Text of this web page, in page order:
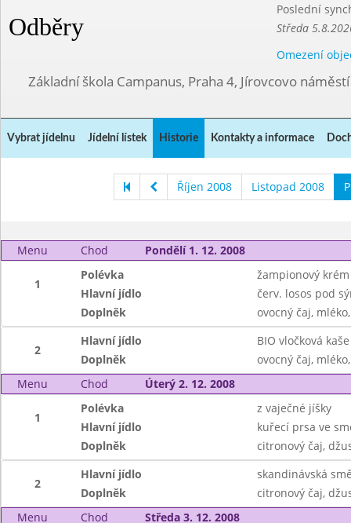
Odběry
Poslední
Středa
Omezení
Základní škola Campanus, Praha 4, Jírovcovo
Vybrat jídelnu Jídelní lístek Historie Kontakty a informace
Říjen 2008 Listopad 2008
Menu Chod Pondělí 1. 12. 2008
1
Polévka
žampionový krém
Hlavní jídlo
červ. losos pod
Doplněk
ovocný čaj,
2
Hlavní jídlo
BIO vločková
Doplněk
ovocný čaj,
Menu
Chod Úterý 2. 12. 2008
1
Polévka
z vaječné jíšky
Hlavní jídlo
kuřecí prsa ve
Doplněk
citronový čaj,
2
Hlavní jídlo
skandinávská
Doplněk
citronový čaj,
Menu
Chod Středa 3. 12. 2008